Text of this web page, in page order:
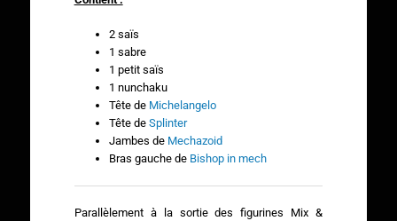
2 saïs
1 sabre
1 petit saïs
1 nunchaku
Tête de Michelangelo
Tête de Splinter
Jambes de Mechazoid
Bras gauche de Bishop in mech
Parallèlement à la sortie des figurines Mix &